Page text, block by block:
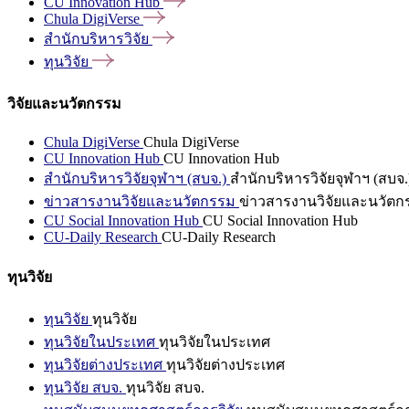
Chula DigiVerse
สำนักบริหารวิจัย
ทุนวิจัย
วิจัยและนวัตกรรม
Chula DigiVerse Chula DigiVerse
CU Innovation Hub CU Innovation Hub
สำนักบริหารวิจัยจุฬาฯ (สบจ.) สำนักบริหารวิจัยจุฬาฯ (สบจ
ข่าวสารงานวิจัยและนวัตกรรม ข่าวสารงานวิจัยและนวัตก
CU Social Innovation Hub CU Social Innovation Hub
CU-Daily Research CU-Daily Research
ทุนวิจัย
ทุนวิจัย ทุนวิจัย
ทุนวิจัยในประเทศ ทุนวิจัยในประเทศ
ทุนวิจัยต่างประเทศ ทุนวิจัยต่างประเทศ
ทุนวิจัย สบจ. ทุนวิจัย สบจ.